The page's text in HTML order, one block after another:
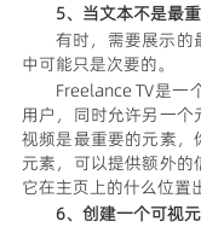
5、当文本不是最
有时，需要展示的
中可能只是次要的。
Freelance TV是
用户，同时允许另一个
视频是最重要的元素
元素，可以提供额外
它在主页上的什么位置
6、创建一个可视